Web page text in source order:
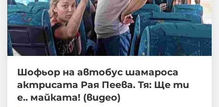
Шофьор на автобус шамароса
актрисата Рая Пеева. Тя: Ще ти
е.. майката! (видео)